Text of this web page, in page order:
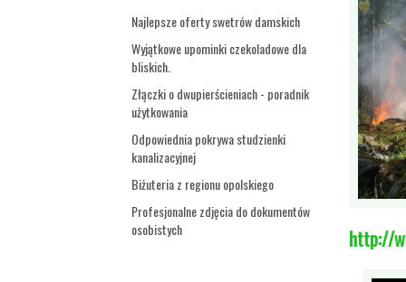
Najlepsze oferty swetrów damskich
Wyjątkowe upominki czekoladowe dla
bliskich.
Złączki o dwupierścieniach - poradnik
użytkowania
Odpowiednia pokrywa studzienki
kanalizacyjnej
Biżuteria z regionu opolskiego
Profesjonalne zdjęcia do dokumentów
osobistych
http://